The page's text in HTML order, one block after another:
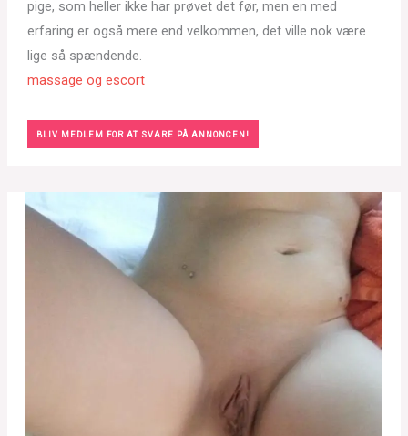
pige, som heller ikke har prøvet det før, men en med
erfaring er også mere end velkommen, det ville nok være
lige så spændende.
massage og escort
BLIV MEDLEM FOR AT SVARE PÅ ANNONCEN!